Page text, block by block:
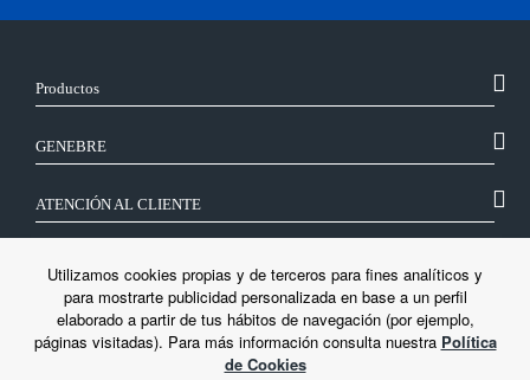
Productos
GENEBRE
ATENCIÓN AL CLIENTE
LEGAL
Utilizamos cookies propias y de terceros para fines analíticos y
para mostrarte publicidad personalizada en base a un perfil
elaborado a partir de tus hábitos de navegación (por ejemplo,
páginas visitadas). Para más información consulta nuestra Política
de Cookies